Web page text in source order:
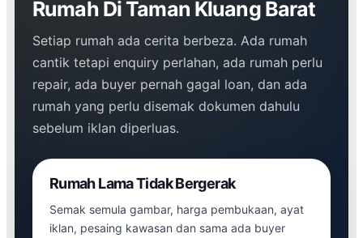
Rumah Di Taman Kluang Barat
Setiap rumah ada cerita berbeza. Ada rumah
cantik tetapi enquiry perlahan, ada rumah perlu
repair, ada buyer pernah gagal loan, dan ada
rumah yang perlu disemak dokumen dahulu
sebelum iklan diperluas.
Rumah Lama Tidak Bergerak
Semak semula gambar, harga pembukaan, ayat
iklan, pesaing kawasan dan sama ada buyer